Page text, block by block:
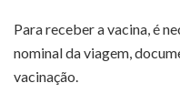
Para receber a vacina, é
nominal da viagem,
vacinação.